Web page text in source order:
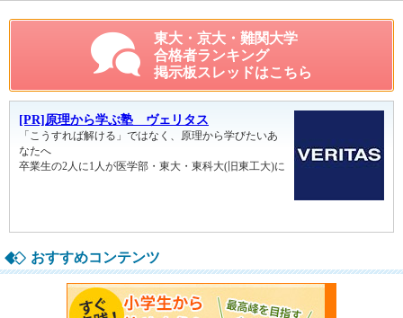
東大・京大・難関大学
合格者ランキング
掲示板スレッドはこちら
おすすめコンテンツ